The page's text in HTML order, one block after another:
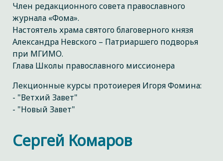
Член редакционного совета православного
журнала «Фома».
Настоятель храма святого благоверного князя
Александра Невского – Патриаршего подворья
при МГИМО.
Глава Школы православного миссионера
Лекционные курсы протоиерея Игоря Фомина:
- "Ветхий Завет"
- "Новый Завет"
Сергей Комаров